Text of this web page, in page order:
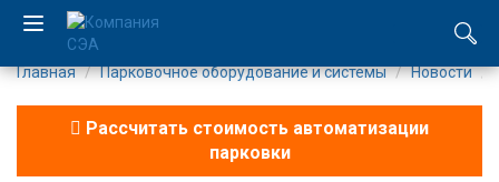
Главная Парковочное оборудование и системы Новости
Рассчитать стоимость автоматизации
парковки